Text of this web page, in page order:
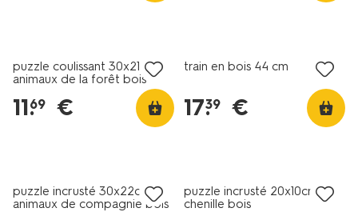
puzzle coulissant 30x21cm
animaux de la forêt bois
11.
69 €
train en bois 44 cm
17.
39 €
puzzle incrusté 30x22cm
animaux de compagnie bois
puzzle incrusté 20x10cm
chenille bois